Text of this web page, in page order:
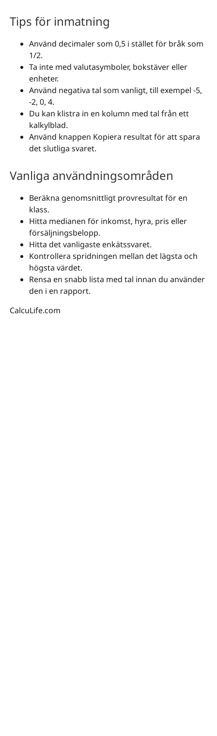
Tips för inmatning
Använd decimaler som 0,5 i stället för bråk som
1/2.
Ta inte med valutasymboler, bokstäver eller
enheter.
Använd negativa tal som vanligt, till exempel -5,
-2, 0, 4.
Du kan klistra in en kolumn med tal från ett
kalkylblad.
Använd knappen Kopiera resultat för att spara
det slutliga svaret.
Vanliga användningsområden
Beräkna genomsnittligt provresultat för en
klass.
Hitta medianen för inkomst, hyra, pris eller
försäljningsbelopp.
Hitta det vanligaste enkätssvaret.
Kontrollera spridningen mellan det lägsta och
högsta värdet.
Rensa en snabb lista med tal innan du använder
den i en rapport.
CalcuLife.com